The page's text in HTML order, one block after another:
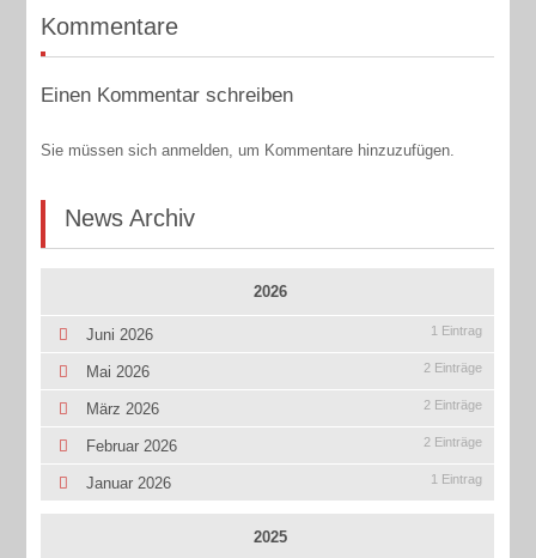
Kommentare
Einen Kommentar schreiben
Sie müssen sich anmelden, um Kommentare hinzuzufügen.
News Archiv
2026
Juni 2026 1 Eintrag
Mai 2026 2 Einträge
März 2026 2 Einträge
Februar 2026 2 Einträge
Januar 2026 1 Eintrag
2025